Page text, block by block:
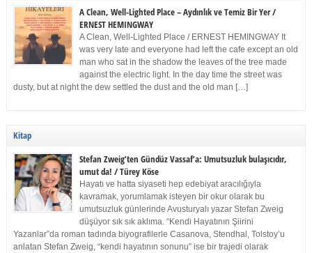
A Clean, Well-Lighted Place – Aydınlık ve Temiz Bir Yer /
ERNEST HEMINGWAY
A Clean, Well-Lighted Place / ERNEST HEMINGWAY It
was very late and everyone had left the cafe except an old
man who sat in the shadow the leaves of the tree made
against the electric light. In the day time the street was
dusty, but at night the dew settled the dust and the old man […]
Kitap
Stefan Zweig’ten Gündüz Vassaf’a: Umutsuzluk bulaşıcıdır,
umut da! / Türey Köse
Hayatı ve hatta siyaseti hep edebiyat aracılığıyla
kavramak, yorumlamak isteyen bir okur olarak bu
umutsuzluk günlerinde Avusturyalı yazar Stefan Zweig
düşüyor sık sık aklıma. “Kendi Hayatının Şiirini
Yazanlar”da roman tadında biyografilerle Casanova, Stendhal, Tolstoy’u
anlatan Stefan Zweig, “kendi hayatının sonunu” ise bir trajedi olarak